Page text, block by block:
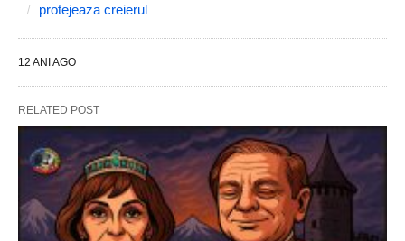
protejeaza creierul
12 ANI AGO
RELATED POST